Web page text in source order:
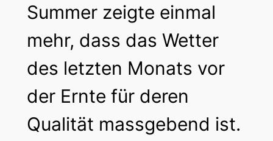
Summer zeigte einmal
mehr, dass das Wetter
des letzten Monats vor
der Ernte für deren
Qualität massgebend ist.